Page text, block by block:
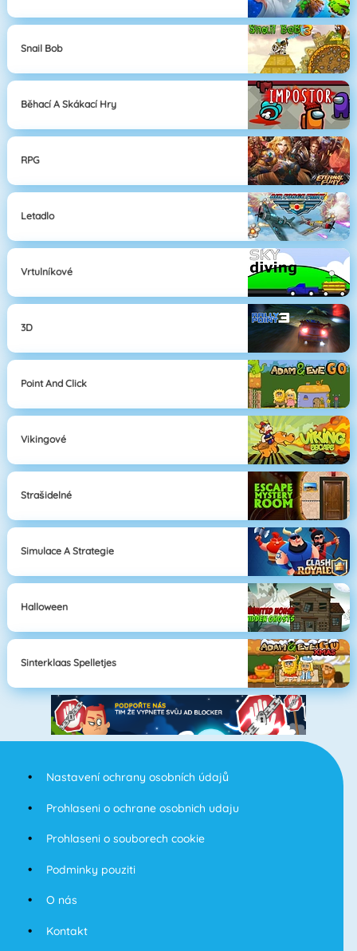
Snail Bob
Běhací A Skákací Hry
RPG
Letadlo
Vrtulníkové
3D
Point And Click
Vikingové
Strašidelné
Simulace A Strategie
Halloween
Sinterklaas Spelletjes
Nastavení ochrany osobních údajů
Prohlaseni o ochrane osobnich udaju
Prohlaseni o souborech cookie
Podminky pouziti
O nás
Kontakt